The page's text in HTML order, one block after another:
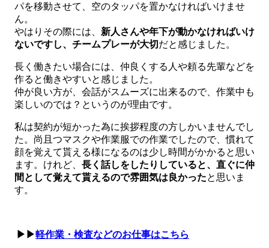
パを移動させて、空のタッパを置かなければいけませ
ん。
やはりその際には、 新人さんや年下が動かなければいけ
ないですし、チームプレーが大切だと感じました。
長く働きたい場合には、仲良くする人や頼る先輩などを
作ると働きやすいと感じました。
仲が良い方が、会話がスムーズに出来るので、作業中も
楽しいのでは？というのが理由です。
私は契約が短かった為に挨拶程度の方しかいませんでし
た。尚且つマスクや作業服での作業でしたので、慣れて
顔を覚えて貰える様になるのは少し時間がかかると思い
ます。けれど、 長く話しをしたりしていると、直ぐに仲
間として覚えて貰えるので雰囲気は良かったと思いま
す。
▶▶軽作業・検査などのお仕事はこちら